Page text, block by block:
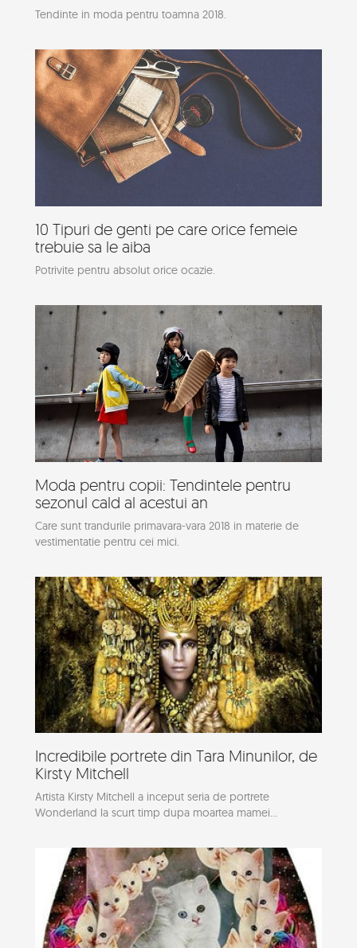
Tendinte in moda pentru toamna 2018.
10 Tipuri de genti pe care orice femeie
trebuie sa le aiba
Potrivite pentru absolut orice ocazie.
Moda pentru copii: Tendintele pentru
sezonul cald al acestui an
Care sunt trandurile primavara-vara 2018 in materie de
vestimentatie pentru cei mici.
Incredibile portrete din Tara Minunilor, de
Kirsty Mitchell
Artista Kirsty Mitchell a inceput seria de portrete
Wonderland la scurt timp dupa moartea mamei...